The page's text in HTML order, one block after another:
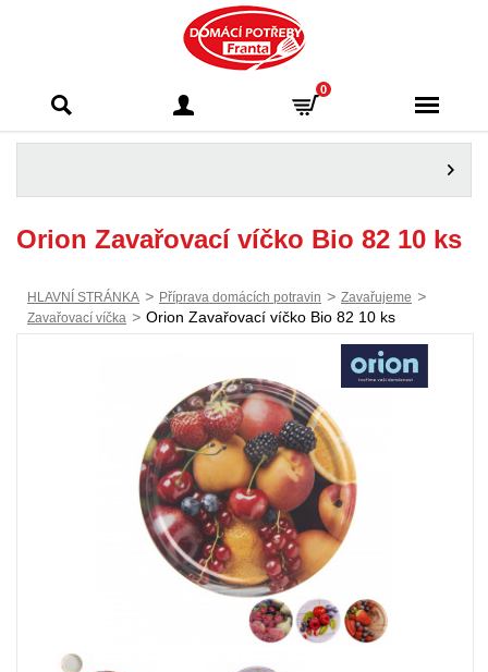
Franta - Příbram
0
Orion Zavařovací víčko Bio 82 10 ks
HLAVNÍ STRÁNKA > Příprava domácích potravin > Zavařujeme >
Zavařovací víčka > Orion Zavařovací víčko Bio 82 10 ks